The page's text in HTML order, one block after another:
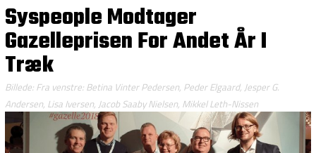
Syspeople Modtager
Gazelleprisen For Andet År I
Træk
Billede: Fra venstre: Betina Vinter Pedersen, Peder Elgaard, Jesper G.
Andersen, Lisa Iversen, Jacob Saaby Nielsen, Mikkel Leth-Nissen